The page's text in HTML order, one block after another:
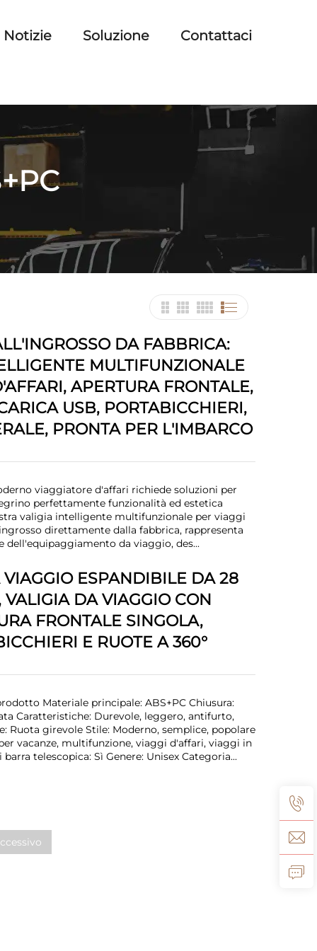
Notizie Soluzione Contattaci
DA FABBRICA:
MULTIFUNZIONALE
APERTURA FRONTALE,
USB, PORTABICCHIERI,
PRONTA PER L'IMBARCO
viaggiatore d'affari richiede soluzioni per
perfettamente funzionalità ed estetica
valigia intelligente multifunzionale per viaggi
direttamente dalla fabbrica, rappresenta
dell'equipaggiamento da viaggio, des...
ESPANDIBILE DA 28
VALIGIA DA VIAGGIO CON
FRONTALE SINGOLA,
E RUOTE A 360°
Materiale principale: ABS+PC Chiusura:
Caratteristiche: Durevole, leggero, antifurto,
Ruota girevole Stile: Moderno, semplice, popolare
vacanze, multifunzione, viaggi d'affari, viaggi in
telescopica: Sì Genere: Unisex Categoria...